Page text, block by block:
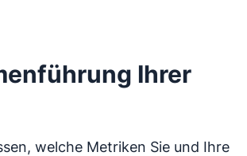
Ihrer
welche Metriken Sie und Ihre